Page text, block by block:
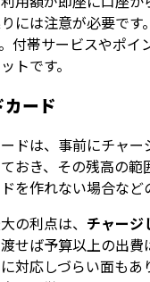
には注意が必要で
付帯サービスやポ
トです。
ード
ドは、事前にチャ
おき、その残高の
を作れない場合など
の利点は、 チャージ
せば予算以上の出
対応しづらい面も